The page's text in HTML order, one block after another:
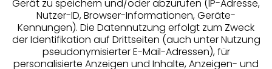
Geprüfte Sicherheit
Gerät zu speichern und/oder abzurufen (IP-Adresse,
Nutzer-ID, Browser-Informationen, Geräte-
Kennungen). Die Datennutzung erfolgt zum Zweck
der Identifikation auf Drittseiten (auch unter Nutzung
pseudonymisierter E-Mail-Adressen), für
personalisierte Anzeigen und Inhalte, Anzeigen- und